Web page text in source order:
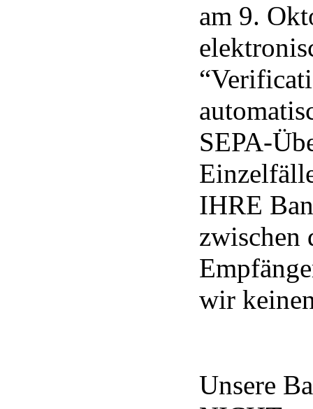
am 9.
SEPA-
IHRE
zwischen
wir
Unsere